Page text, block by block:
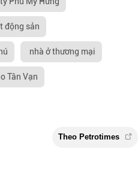
động sản
nhà ở thương mại
Tân Vạn